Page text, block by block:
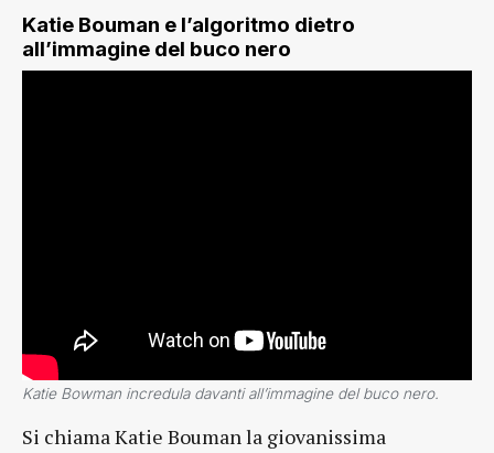
Katie Bouman e l’algoritmo dietro
all’immagine del buco nero
Katie Bowman incredula davanti all’immagine del buco nero.
Si chiama Katie Bouman la giovanissima